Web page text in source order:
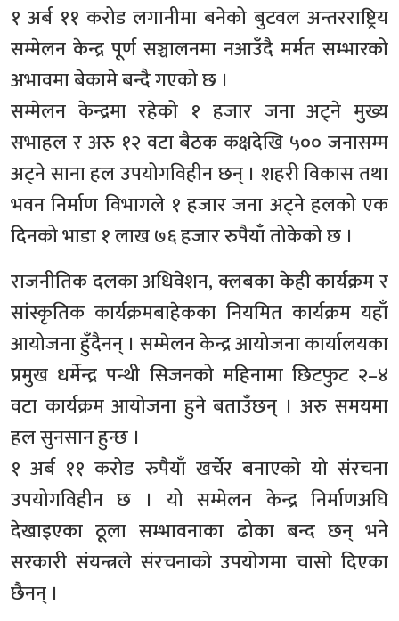
१ अर्ब ११ करोड लगानीमा बनेको बुटवल अन्तरराष्ट्रिय
सम्मेलन केन्द्र पूर्ण सञ्चालनमा नआउँदै मर्मत सम्भारको
अभावमा बेकामे बन्दै गएको छ ।
सम्मेलन केन्द्रमा रहेको १ हजार जना अट्ने मुख्य
सभाहल र अरु १२ वटा बैठक कक्षदेखि ५०० जनासम्म
अट्ने साना हल उपयोगविहीन छन् । शहरी विकास तथा
भवन निर्माण विभागले १ हजार जना अट्ने हलको एक
दिनको भाडा १ लाख ७६ हजार रुपैयाँ तोकेको छ ।
राजनीतिक दलका अधिवेशन, क्लबका केही कार्यक्रम र
सांस्कृतिक कार्यक्रमबाहेकका नियमित कार्यक्रम यहाँ
आयोजना हुँदैनन् । सम्मेलन केन्द्र आयोजना कार्यालयका
प्रमुख धर्मेन्द्र पन्थी सिजनको महिनामा छिटफुट २–४
वटा कार्यक्रम आयोजना हुने बताउँछन् । अरु समयमा
हल सुनसान हुन्छ ।
१ अर्ब ११ करोड रुपैयाँ खर्चेर बनाएको यो संरचना
उपयोगविहीन छ । यो सम्मेलन केन्द्र निर्माणअघि
देखाइएका ठूला सम्भावनाका ढोका बन्द छन् भने
सरकारी संयन्त्रले संरचनाको उपयोगमा चासो दिएका
छैनन् ।